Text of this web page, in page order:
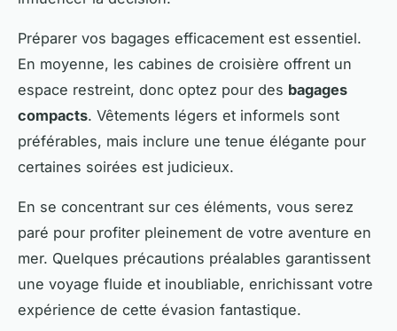
Préparer vos bagages efficacement est essentiel.
En moyenne, les cabines de croisière offrent un
espace restreint, donc optez pour des bagages
compacts. Vêtements légers et informels sont
préférables, mais inclure une tenue élégante pour
certaines soirées est judicieux.
En se concentrant sur ces éléments, vous serez
paré pour profiter pleinement de votre aventure en
mer. Quelques précautions préalables garantissent
une voyage fluide et inoubliable, enrichissant votre
expérience de cette évasion fantastique.